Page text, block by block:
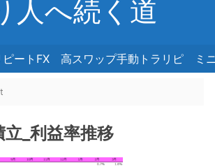
人へ続く道
ートFX 高スワップ手動トラリピ ミ
_利益率推移